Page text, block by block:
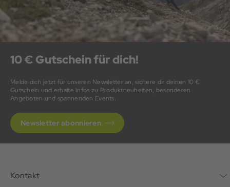
10 € Gutschein für dich!
Melde dich jetzt für unseren Newsletter an, sichere dir deinen 10 €
Gutschein und erhalte Infos zu Produktneuheiten, besonderen
Angeboten und spannenden Events.
Newsletter abonnieren
Kontakt